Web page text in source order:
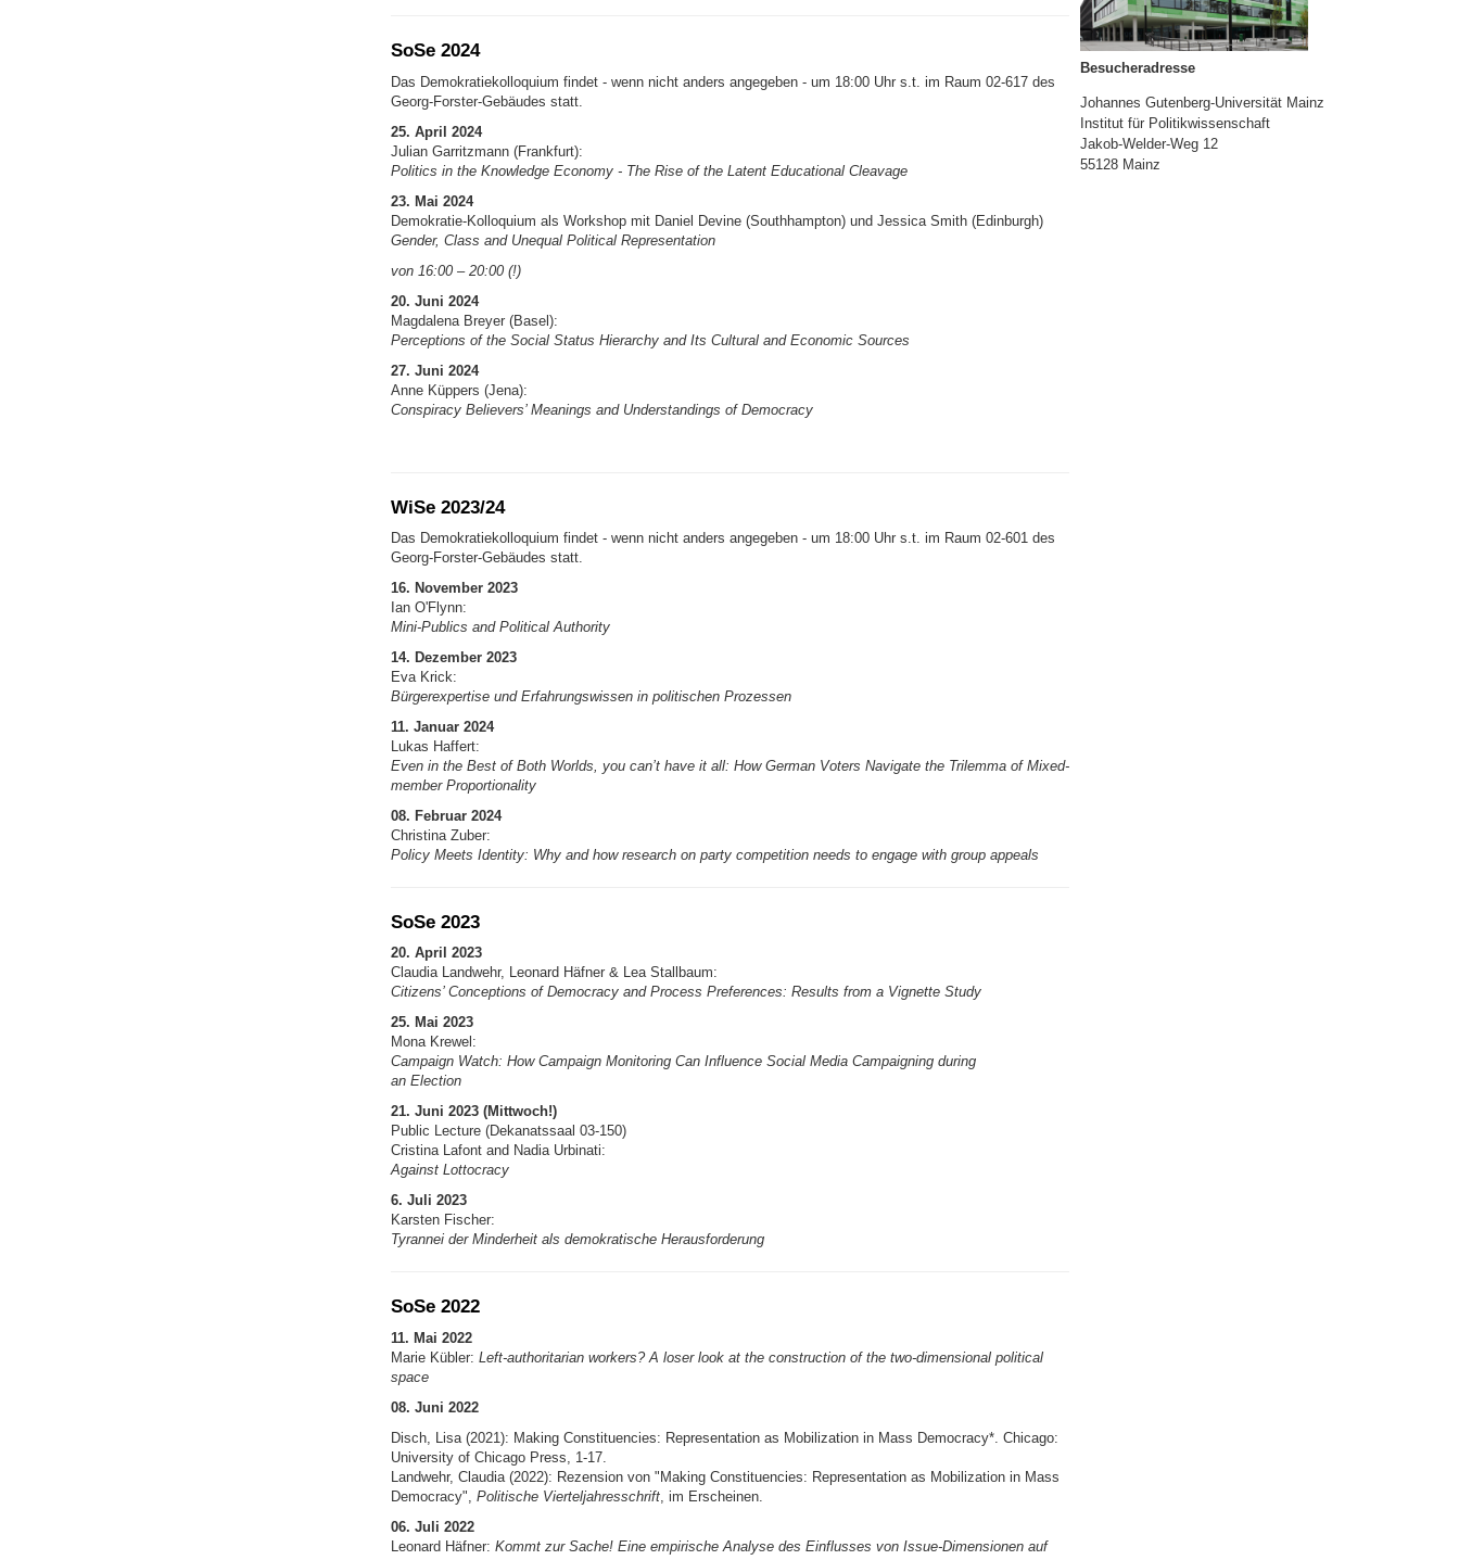
SoSe 2024
Das Demokratiekolloquium findet - wenn nicht anders angegeben - um 18:00 Uhr s.t. im Raum 02-617 des
Georg-Forster-Gebäudes statt.
25. April 2024
Julian Garritzmann (Frankfurt):
Politics in the Knowledge Economy - The Rise of the Latent Educational Cleavage
23. Mai 2024
Demokratie-Kolloquium als Workshop mit Daniel Devine (Southhampton) und Jessica Smith (Edinburgh)
Gender, Class and Unequal Political Representation
von 16:00 – 20:00 (!)
20. Juni 2024
Magdalena Breyer (Basel):
Perceptions of the Social Status Hierarchy and Its Cultural and Economic Sources
27. Juni 2024
Anne Küppers (Jena):
Conspiracy Believers’ Meanings and Understandings of Democracy
WiSe 2023/24
Das Demokratiekolloquium findet - wenn nicht anders angegeben - um 18:00 Uhr s.t. im Raum 02-601 des
Georg-Forster-Gebäudes statt.
16. November 2023
Ian O'Flynn:
Mini-Publics and Political Authority
14. Dezember 2023
Eva Krick:
Bürgerexpertise und Erfahrungswissen in politischen Prozessen
11. Januar 2024
Lukas Haffert:
Even in the Best of Both Worlds, you can’t have it all: How German Voters Navigate the Trilemma of Mixed-
member Proportionality
08. Februar 2024
Christina Zuber:
Policy Meets Identity: Why and how research on party competition needs to engage with group appeals
SoSe 2023
20. April 2023
Claudia Landwehr, Leonard Häfner & Lea Stallbaum:
Citizens’ Conceptions of Democracy and Process Preferences: Results from a Vignette Study
25. Mai 2023
Mona Krewel:
Campaign Watch: How Campaign Monitoring Can Influence Social Media Campaigning during
an Election
21. Juni 2023 (Mittwoch!)
Public Lecture (Dekanatssaal 03-150)
Cristina Lafont and Nadia Urbinati:
Against Lottocracy
6. Juli 2023
Karsten Fischer:
Tyrannei der Minderheit als demokratische Herausforderung
SoSe 2022
11. Mai 2022
Marie Kübler: Left-authoritarian workers? A loser look at the construction of the two-dimensional political
space
08. Juni 2022
Disch, Lisa (2021): Making Constituencies: Representation as Mobilization in Mass Democracy*. Chicago:
University of Chicago Press, 1-17.
Landwehr, Claudia (2022): Rezension von "Making Constituencies: Representation as Mobilization in Mass
Democracy", Politische Vierteljahresschrift, im Erscheinen.
06. Juli 2022
Leonard Häfner: Kommt zur Sache! Eine empirische Analyse des Einflusses von Issue-Dimensionen auf
Besucheradresse
Johannes Gutenberg-Universität Mainz
Institut für Politikwissenschaft
Jakob-Welder-Weg 12
55128 Mainz